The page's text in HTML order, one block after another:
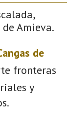
Amieva.
de
fronteras
y